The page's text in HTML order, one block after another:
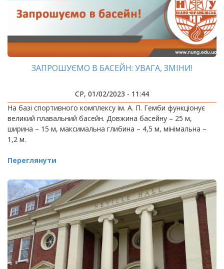
ЗАПРОШУЄМО В БАСЕЙН: УВАГА, ЗМІНИ!
СР, 01/02/2023 - 11:44
На базі спортивного комплексу ім. А. П. Гемби функціонує
великий плавальний басейн. Довжина басейну – 25 м,
ширина – 15 м, максимальна глибина – 4,5 м, мінімальна –
1,2 м.
Переглянути